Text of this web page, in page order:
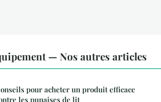
— Nos autres articles
pour acheter un produit efficace
les punaises de lit